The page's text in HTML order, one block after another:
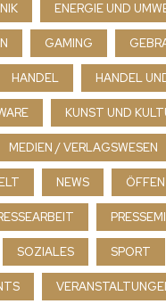
ENERGIE UND
GAMING
HANDEL HANDEL
KUNST UND
MEDIEN / VERLAGSWESEN
NEWS
SOZIALES SPORT